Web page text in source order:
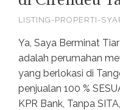
LISTING-PROPERTI-
Ya, Saya Berminat
adalah perumahan
yang berlokasi di
penjualan 100 %
KPR Bank, Tanpa